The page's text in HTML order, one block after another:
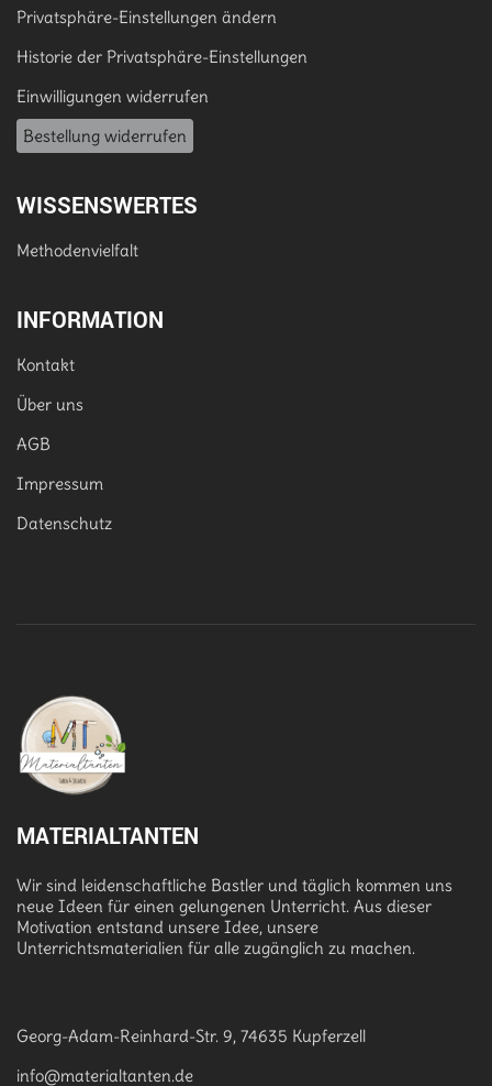
Privatsphäre-Einstellungen ändern
Historie der Privatsphäre-Einstellungen
Einwilligungen widerrufen
Bestellung widerrufen
WISSENSWERTES
Methodenvielfalt
INFORMATION
Kontakt
Über uns
AGB
Impressum
Datenschutz
MATERIALTANTEN
Wir sind leidenschaftliche Bastler und täglich kommen uns
neue Ideen für einen gelungenen Unterricht. Aus dieser
Motivation entstand unsere Idee, unsere
Unterrichtsmaterialien für alle zugänglich zu machen.
Georg-Adam-Reinhard-Str. 9, 74635 Kupferzell
info@materialtanten.de